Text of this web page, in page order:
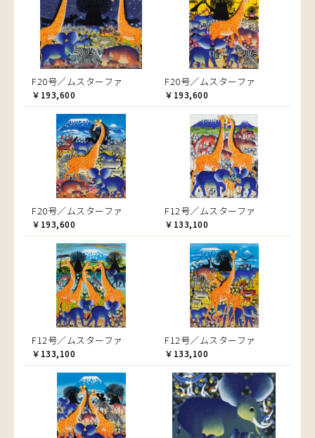
F20号／ムスターファ
￥193,600
F20号／ムスターファ
￥193,600
F20号／ムスターファ
￥193,600
F12号／ムスターファ
￥133,100
F12号／ムスターファ
￥133,100
F12号／ムスターファ
￥133,100